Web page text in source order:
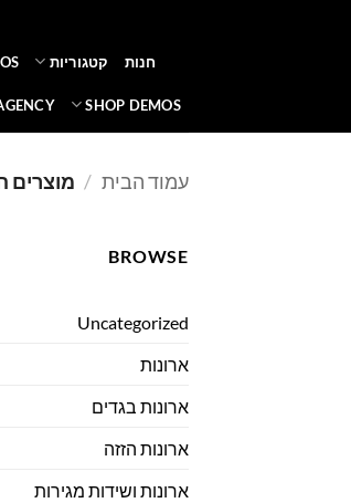
חנות קטגוריות
SHOP DEMOS
עמוד הבית / מוצרים
BROWSE
Uncategorized
ארונות
ארונות בגדים
ארונות הזזה
ארונות ושידות מגירות